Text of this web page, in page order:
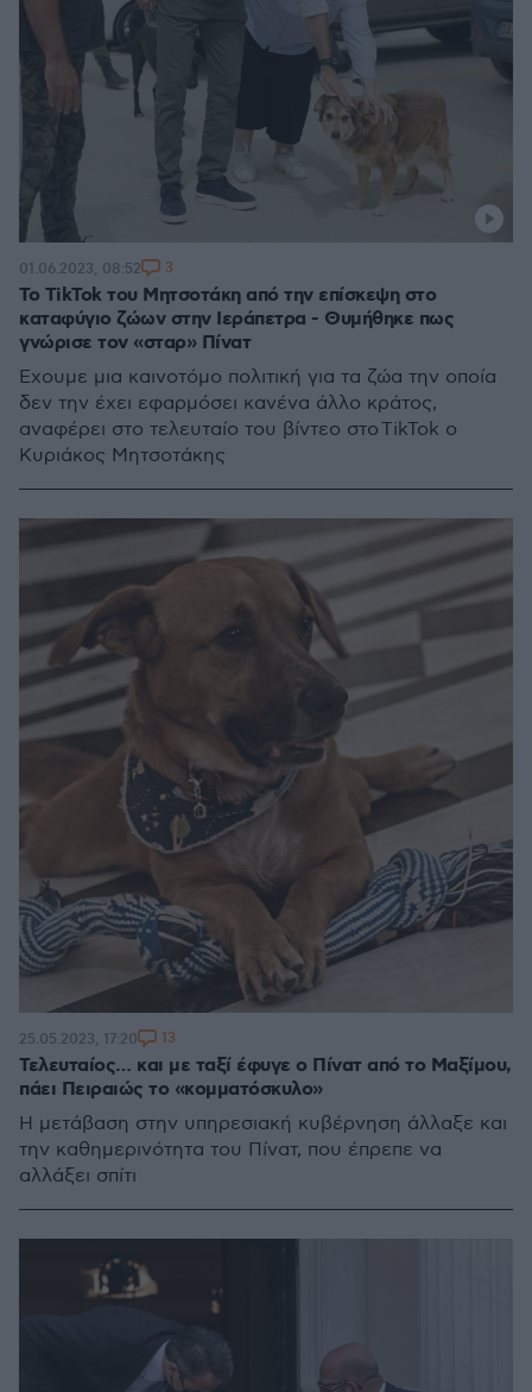
Το TikTok του Μητσοτάκη από την επίσκεψη στο
καταφύγιο ζώων στην Ιεράπετρα - Θυμήθηκε πως
γνώρισε τον «σταρ» Πίνατ
Έχουμε μια καινοτόμο πολιτική για τα ζώα την οποία
δεν την έχει εφαρμόσει κανένα άλλο κράτος,
αναφέρει στο τελευταίο του βίντεο στο TikTok ο
Κυριάκος Μητσοτάκης
01.06.2023, 08:52 3
Τελευταίος… και με ταξί έφυγε ο Πίνατ από το Μαξίμου,
πάει Πειραιώς το «κομματόσκυλο»
Η μετάβαση στην υπηρεσιακή κυβέρνηση άλλαξε και
την καθημερινότητα του Πίνατ, που έπρεπε να
αλλάξει σπίτι
25.05.2023, 17:20 13